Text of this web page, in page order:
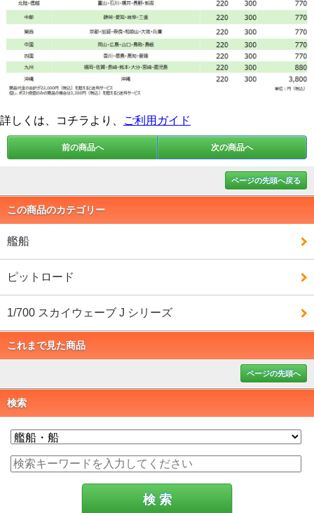
詳しくは、コチラより、 ご利用ガイド
前の商品へ 次の商品へ
ページの先頭へ戻る
この商品のカテゴリー
艦船
ピットロード
1/700 スカイウェーブ J シリーズ
これまで見た商品
ページの先頭へ
検索